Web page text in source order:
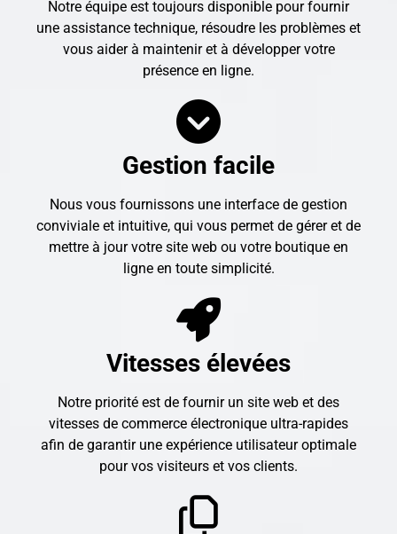
Notre équipe est toujours disponible pour fournir
une assistance technique, résoudre les problèmes et
vous aider à maintenir et à développer votre
présence en ligne.
Gestion facile
Nous vous fournissons une interface de gestion
conviviale et intuitive, qui vous permet de gérer et de
mettre à jour votre site web ou votre boutique en
ligne en toute simplicité.
Vitesses élevées
Notre priorité est de fournir un site web et des
vitesses de commerce électronique ultra-rapides
afin de garantir une expérience utilisateur optimale
pour vos visiteurs et vos clients.